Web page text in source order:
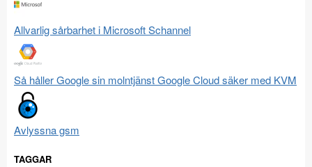
Allvarlig sårbarhet i Microsoft Schannel
Så håller Google sin molntjänst Google Cloud säker med KVM
Avlyssna gsm
TAGGAR